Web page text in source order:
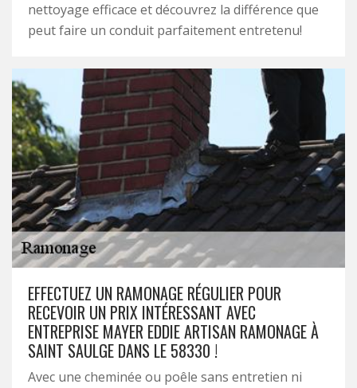
nettoyage efficace et découvrez la différence que
peut faire un conduit parfaitement entretenu!
EFFECTUEZ UN RAMONAGE RÉGULIER POUR
RECEVOIR UN PRIX INTÉRESSANT AVEC
ENTREPRISE MAYER EDDIE ARTISAN RAMONAGE À
SAINT SAULGE DANS LE 58330 !
Avec une cheminée ou poêle sans entretien ni